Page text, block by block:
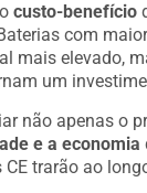
ocusto-benefício
com
mais elevado,
um
não apenas o
e a economia
trarão ao